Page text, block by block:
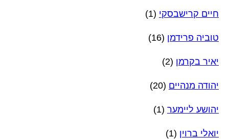
חיים קרישבסקי (1)
טוביה פרידמן (16)
יאיר בקרמן (2)
יהודה מנהיים (20)
יהושע ליימער (1)
יואלי ברוין (1)